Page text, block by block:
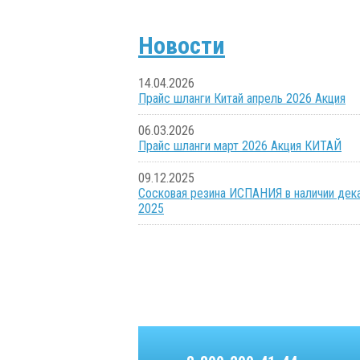
Новости
14.04.2026
Прайс шланги Китай апрель 2026 Акция
06.03.2026
Прайс шланги март 2026 Акция КИТАЙ
09.12.2025
Сосковая резина ИСПАНИЯ в наличии
2025